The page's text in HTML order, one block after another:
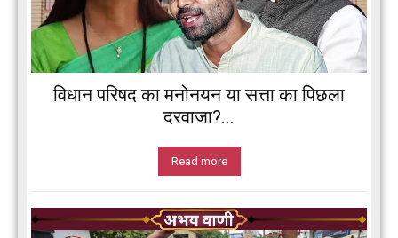
विधान परिषद का मनोनयन या सत्ता का पिछला
दरवाजा?...
Read more